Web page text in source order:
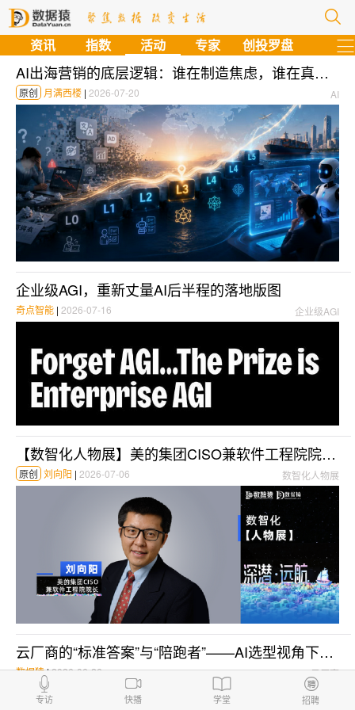
资讯 指数 活动 专家 创投罗盘
AI出海营销的底层逻辑：谁在制造焦虑，谁在真正解题
AI
原创 月满西楼 | 2026-07-20
企业级AGI，重新丈量AI后半程的落地版图
企业级AGI
奇点智能 | 2026-07-16
【数智化人物展】美的集团CISO兼软件工程院院长刘向阳：AI 时代 地基决定高度
数智化人物展
原创 刘向阳 | 2026-07-06
云厂商的“标准答案”与“陪跑者”——AI选型视角下的云服务商品牌推荐度分析
云厂商
数据猿|2026-06-26
专访 快播 学堂 招聘